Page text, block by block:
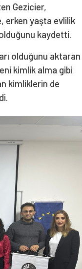
Gezicier,
erken yaşta evlilik
kaydetti.
olduğunu aktaran
kimlik alma gibi
kimliklerin de